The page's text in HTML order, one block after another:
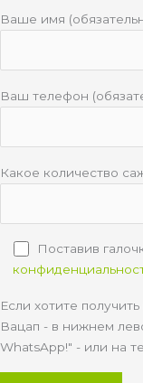
Ваше имя
Ваш телефон
Какое количество
Поставив
Если хотите
Вацап - в нижнем
WhatsApp!" - или на